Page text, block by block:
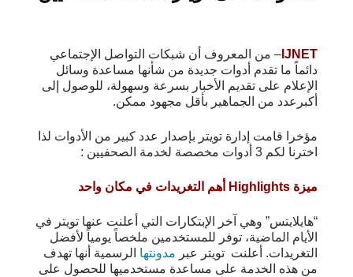
IJNET – من المعروف أن شبكات التواصل الإجتماعي
دائماً ما تقدم أدوات جديدة من شأنها مساعدة وسائل
الإعلام على تقديم الأخبار بسرعة وسهولة، للوصول إلى
أكبرعدد من الجماهير بأقل مجهود ممكن.
مؤخرا قامت إدارة تويتر بإصدار عدد كبير من الأدوات لذا
اخترنا لكم 3 أدوات مخصصة لخدمة الصحفيين :
ميزة Highlights أهم التغريدات في مكان واحد
“هايلايتس” وهي آخر الإبتكارات التي أعلنت عنها تويتر في
الأيام الماضية، توفر للمستخدمين ملخصاً يومياً لأفضل
التغريدات. أعلنت تويتر عبر مدونتها الرسمية أنها تهدف
من هذه الخدمة على مساعدة مستخدميها للحصول على